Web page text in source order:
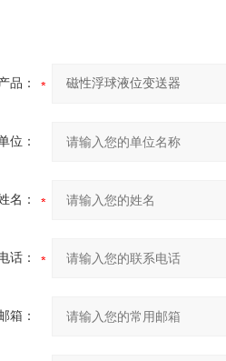
品：
位：
名：
话：
箱：